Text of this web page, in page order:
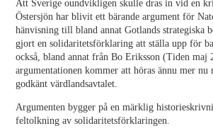
Att Sverige oundvikligen skulle dras in vid en
Östersjön har blivit ett bärande argument för
hänvisning till bland annat Gotlands strategiska
gjort en solidaritetsförklaring att ställa upp för
också, bland annat från Bo Eriksson (Tiden maj
argumentationen kommer att höras ännu mer nu
godkänt värdlandsavtalet.
Argumenten bygger på en märklig
feltolkning av solidaritetsförklaringen.